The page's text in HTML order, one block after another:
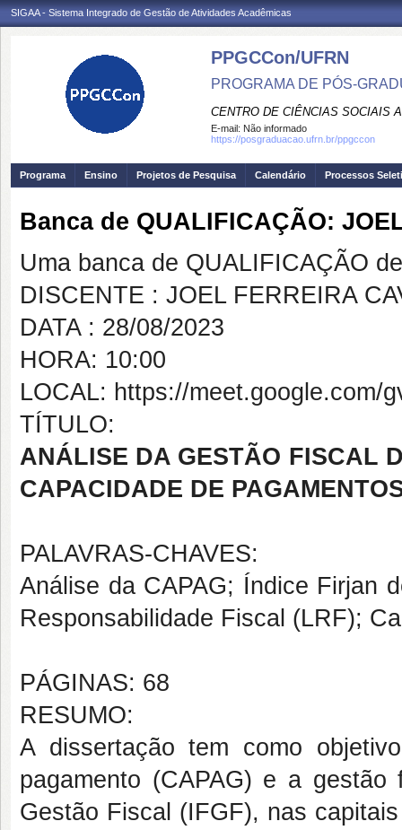
SIGAA - Sistema Integrado de Gestão de Atividades Acadêmicas
PPGCCon/UFRN
PROGRAMA DE PÓS-
CENTRO DE CIÊNCIAS SOCIAIS
E-mail: Não informado
https://posgraduacao.ufrn.br/ppgccon
Programa Ensino Projetos de Pesquisa Calendário Processos
Banca de QUALIFICAÇÃO:
Uma banca de QUALIFICAÇÃO
DISCENTE : JOEL FERREIRA
DATA : 28/08/2023
HORA: 10:00
LOCAL: https://meet.google.com/
TÍTULO:
ANÁLISE DA GESTÃO FISCAL
CAPACIDADE DE
PALAVRAS-CHAVES:
Análise da CAPAG; Índice Firjan
Responsabilidade Fiscal (LRF);
PÁGINAS: 68
RESUMO:
A dissertação tem como
pagamento (CAPAG) e a
Gestão Fiscal (IFGF), nas